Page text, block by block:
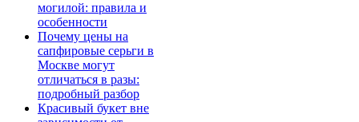
могилой: правила и
особенности
Почему цены на
сапфировые серьги в
Москве могут
отличаться в разы:
подробный разбор
Красивый букет вне